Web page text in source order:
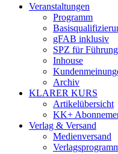
Veranstaltungen
Programm
gFAB inklusiv
SPZ für
Inhouse
Archiv
KLARER KURS
Artikelübersicht
KK+
Verlag & Versand
Medienversand